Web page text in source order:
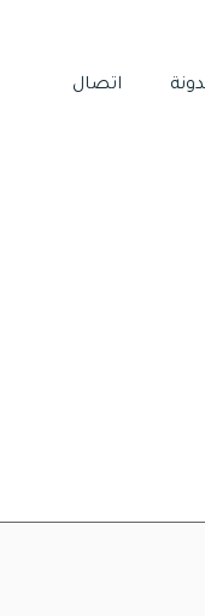
اتصال